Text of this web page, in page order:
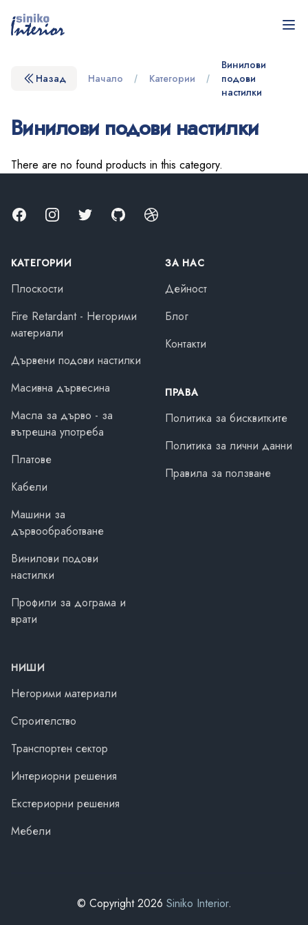
Siniko Interior - С любов към хората и природата!
Назад Начало Категории
Винилови
подови
настилки
Винилови подови настилки
There are no found products in this category.
FacebookInstagramTwitter GitHub Dribbble
КАТЕГОРИИ
Плоскости
Fire Retardant - Негорими
материали
Дървени подови настилки
Масивна дървесина
Масла за дърво - за
вътрешна употреба
Платове
Кабели
Машини за
дървообработване
Винилови подови
настилки
Профили за дограма и
врати
НИШИ
Негорими материали
Строителство
Транспортен сектор
Интериорни решения
Екстериорни решения
Мебели
ЗА НАС
Дейност
Блог
Контакти
ПРАВА
Политика за бисквитките
Политика за лични данни
Правила за ползване
© Copyright 2026 Siniko Interior.